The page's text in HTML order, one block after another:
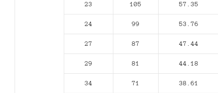
23 105 57.35
24 99 53.76
27 87 47.44
29 81 44.18
34 71 38.61